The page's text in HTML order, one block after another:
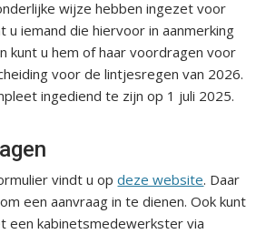
wijze hebben ingezet voor
u iemand die hiervoor in aanmerking
kunt u hem of haar voordragen voor
voor de lintjesregen van 2026.
ingediend te zijn op 1 juli 2025.
vindt u opdeze website. Daar
een aanvraag in te dienen. Ook kunt
een kabinetsmedewerkster via